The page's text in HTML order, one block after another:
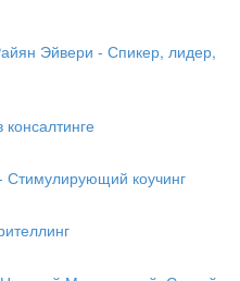
Эйвери - Спикер, лидер,
коучинг